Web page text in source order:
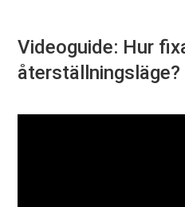
Videoguide: Hur
återställningsläge?